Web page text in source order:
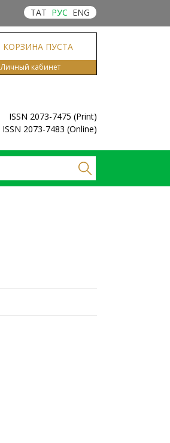
ТАТ РУС ENG
КОРЗИНА ПУСТА
Личный кабинет
ISSN 2073-7475 (Print)
ISSN 2073-7483 (Online)